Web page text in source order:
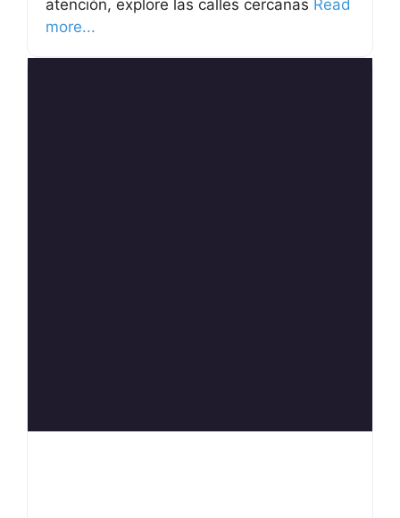
atención, explore las calles cercanas Read
more...